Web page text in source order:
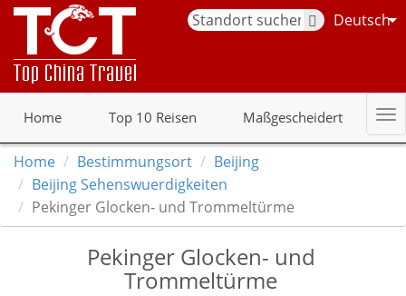
Deutsch
Home Top 10 Reisen Maßgescheidert
Home Bestimmungsort
Beijing
Beijing Sehenswuerdigkeiten
Pekinger Glocken- und Trommeltürme
Pekinger Glocken- und
Trommeltürme